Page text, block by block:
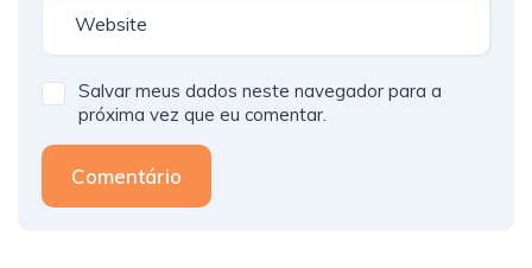
Salvar meus dados neste navegador para a
próxima vez que eu comentar.
Comentário